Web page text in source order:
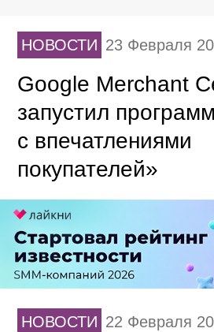
НОВОСТИ 23 Февраля
Google Merchant
запустил
с впечатлениями
покупателей»
НОВОСТИ 22 Февраля